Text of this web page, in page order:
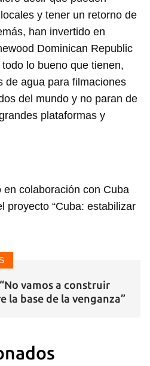
y tener un retorno de
han invertido en
Dominican Republic
lo bueno que tienen,
de agua para filmaciones
del mundo y no paran de
plataformas y
colaboración con Cuba
proyecto “Cuba: estabilizar
vamos a construir
la base de la venganza”